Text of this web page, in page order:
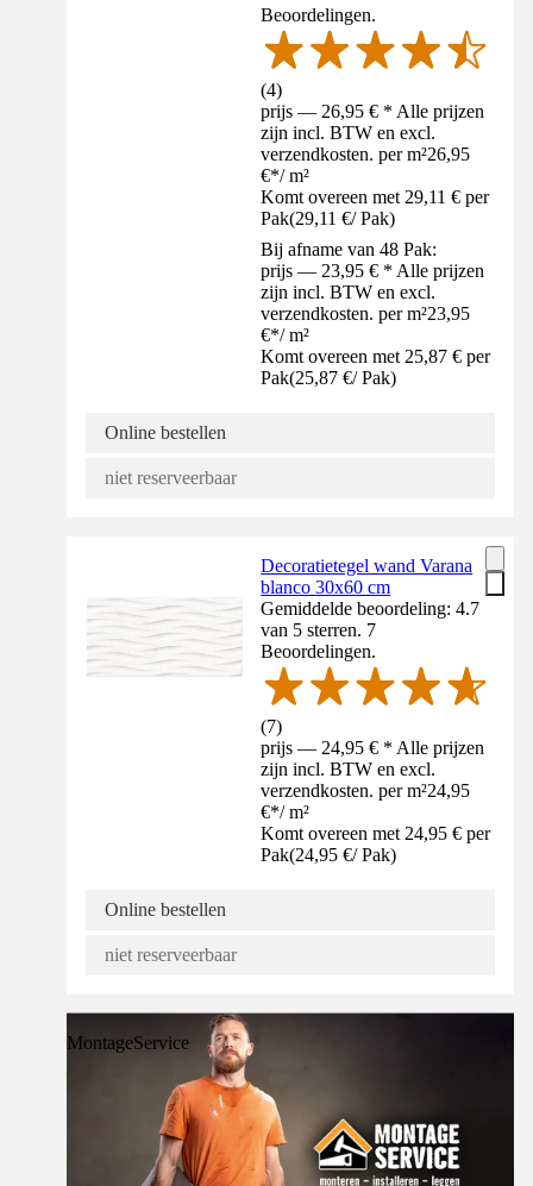
Beoordelingen.
(4)
prijs — 26,95 € * Alle prijzen
zijn incl. BTW en excl.
verzendkosten. per m²26,95
€*/ m²
Komt overeen met 29,11 € per
Pak(29,11 €/ Pak)
Bij afname van 48 Pak:
prijs — 23,95 € * Alle prijzen
zijn incl. BTW en excl.
verzendkosten. per m²23,95
€*/ m²
Komt overeen met 25,87 € per
Pak(25,87 €/ Pak)
Online bestellen
niet reserveerbaar
Decoratietegel wand Varana
blanco 30x60 cm
Gemiddelde beoordeling: 4.7
van 5 sterren. 7
Beoordelingen.
(7)
prijs — 24,95 € * Alle prijzen
zijn incl. BTW en excl.
verzendkosten. per m²24,95
€*/ m²
Komt overeen met 24,95 € per
Pak(24,95 €/ Pak)
Online bestellen
niet reserveerbaar
MontageService